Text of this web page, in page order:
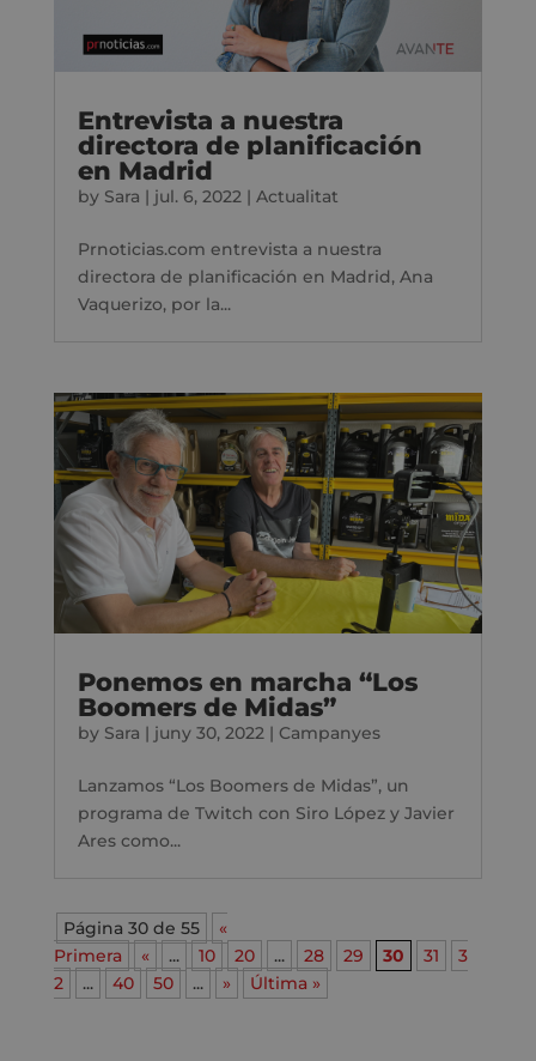
Entrevista a nuestra
directora de planificación
en Madrid
by Sara | jul. 6, 2022| Actualitat
Prnoticias.com entrevista a nuestra
directora de planificación en Madrid, Ana
Vaquerizo, por la...
Ponemos en marcha “Los
Boomers de Midas”
by Sara | juny 30, 2022| Campanyes
Lanzamos “Los Boomers de Midas”, un
programa de Twitch con Siro López y Javier
Ares como...
Página 30 de 55
«
Primera
« ... 10 20 ... 28 29 30 31
3
2
... 40 50 ... » Última »